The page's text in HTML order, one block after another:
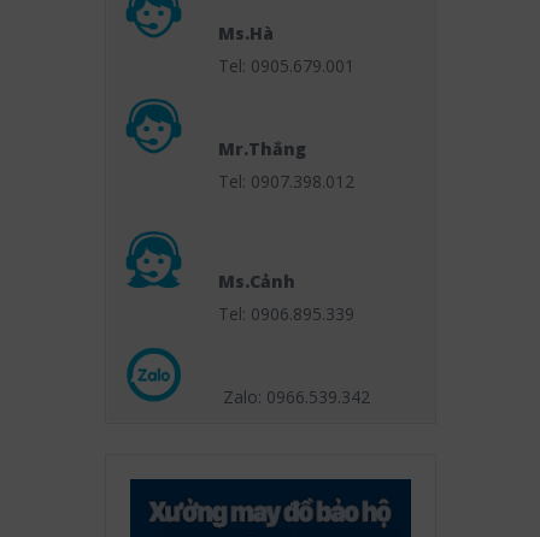
Ms.Hà
Tel: 0905.679.001
Mr.Thắng
Tel: 0907.398.012
Ms.Cảnh
Tel: 0906.895.339
Zalo: 0966.539.342